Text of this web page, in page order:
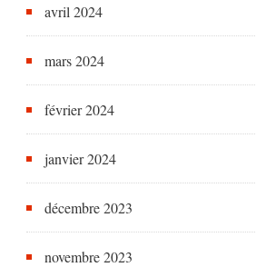
avril 2024
mars 2024
février 2024
janvier 2024
décembre 2023
novembre 2023